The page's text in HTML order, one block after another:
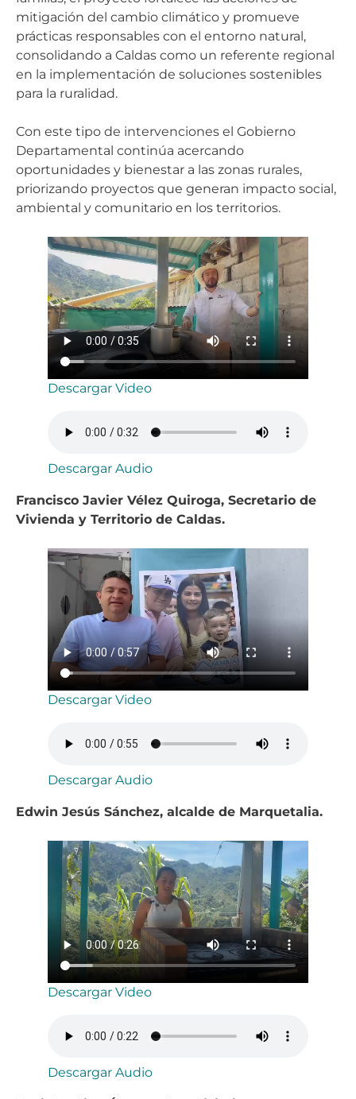
mitigación del cambio climático y promueve
prácticas responsables con el entorno natural,
consolidando a Caldas como un referente regional
en la implementación de soluciones sostenibles
para la ruralidad.
Con este tipo de intervenciones el Gobierno
Departamental continúa acercando
oportunidades y bienestar a las zonas rurales,
priorizando proyectos que generan impacto social,
ambiental y comunitario en los territorios.
Descargar Video
Descargar Audio
Francisco Javier Vélez Quiroga, Secretario de
Vivienda y Territorio de Caldas.
Descargar Video
Descargar Audio
Edwin Jesús Sánchez, alcalde de Marquetalia.
Descargar Video
Descargar Audio